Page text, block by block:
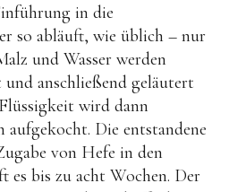
in die
so abläuft, wie üblich – nur
und Wasser werden
anschließend geläutert
wird dann
Die entstandene
von Hefe in den
es bis zu acht Wochen. Der